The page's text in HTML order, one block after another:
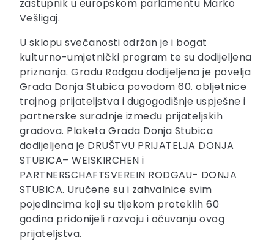
zastupnik u europskom parlamentu Marko
Vešligaj.
U sklopu svečanosti održan je i bogat
kulturno-umjetnički program te su dodijeljena
priznanja. Gradu Rodgau dodijeljena je povelja
Grada Donja Stubica povodom 60. obljetnice
trajnog prijateljstva i dugogodišnje uspješne i
partnerske suradnje između prijateljskih
gradova. Plaketa Grada Donja Stubica
dodijeljena je DRUŠTVU PRIJATELJA DONJA
STUBICA– WEISKIRCHEN i
PARTNERSCHAFTSVEREIN RODGAU- DONJA
STUBICA. Uručene su i zahvalnice svim
pojedincima koji su tijekom proteklih 60
godina pridonijeli razvoju i očuvanju ovog
prijateljstva.